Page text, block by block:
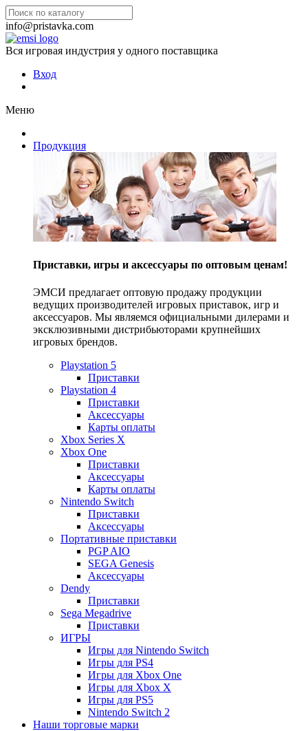
info@pristavka.com
Вся игровая индустрия у одного поставщика
Вход
Меню
Продукция
Приставки, игры и аксессуары по оптовым ценам!
ЭМСИ предлагает оптовую продажу продукции
ведущих производителей игровых приставок, игр и
аксессуаров. Мы являемся официальными дилерами и
эксклюзивными дистрибьюторами крупнейших
игровых брендов.
Playstation 5
Приставки
Playstation 4
Приставки
Аксессуары
Карты оплаты
Xbox Series X
Xbox One
Приставки
Аксессуары
Карты оплаты
Nintendo Switch
Приставки
Аксессуары
Портативные приставки
PGP AIO
SEGA Genesis
Аксессуары
Dendy
Приставки
Sega Megadrive
Приставки
ИГРЫ
Игры для Nintendo Switch
Игры для PS4
Игры для Xbox One
Игры для Xbox X
Игры для PS5
Nintendo Switch 2
Наши торговые марки